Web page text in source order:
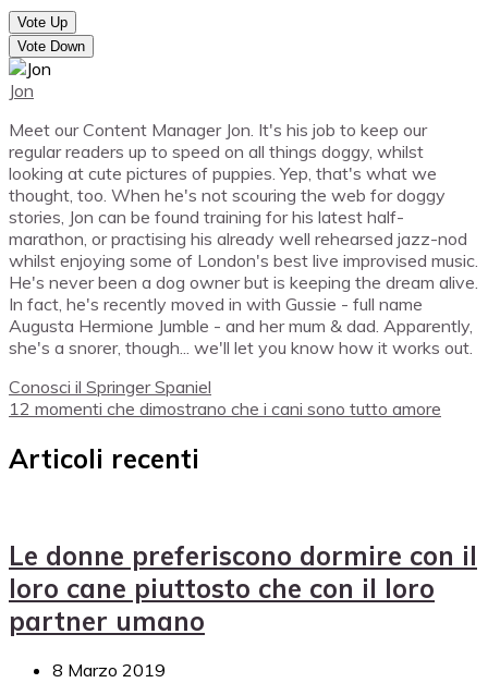
Vote Up
Vote Down
Jon
Meet our Content Manager Jon. It's his job to keep our
regular readers up to speed on all things doggy, whilst
looking at cute pictures of puppies. Yep, that's what we
thought, too. When he's not scouring the web for doggy
stories, Jon can be found training for his latest half-
marathon, or practising his already well rehearsed jazz-nod
whilst enjoying some of London's best live improvised music.
He's never been a dog owner but is keeping the dream alive.
In fact, he's recently moved in with Gussie - full name
Augusta Hermione Jumble - and her mum & dad. Apparently,
she's a snorer, though... we'll let you know how it works out.
Conosci il Springer Spaniel
12 momenti che dimostrano che i cani sono tutto amore
Articoli recenti
Le donne preferiscono dormire con il
loro cane piuttosto che con il loro
partner umano
8 Marzo 2019